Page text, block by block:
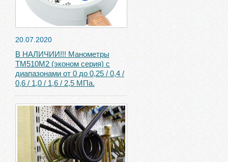
20.07.2020
В НАЛИЧИИ!!! Манометры
ТМ510М2 (эконом серия) с
диапазонами от 0 до 0,25 / 0,4 /
0,6 / 1,0 / 1,6 / 2,5 МПа.